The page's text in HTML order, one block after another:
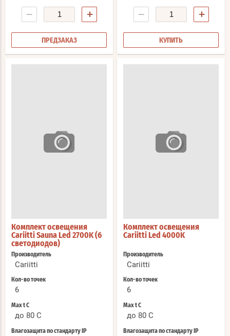
− +
ПРЕДЗАКАЗ
− +
КУПИТЬ
Комплект освещения
Cariitti Sauna Led 2700K (6
светодиодов)
Производитель
Cariitti
Кол-во точек
6
Max t С
до 80 C
Влагозащита по стандарту IP
Комплект освещения
Cariitti Led 4000K
Производитель
Cariitti
Кол-во точек
6
Max t С
до 80 C
Влагозащита по стандарту IP